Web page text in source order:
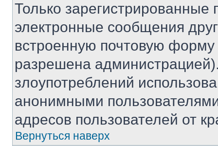
Только зарегистрированные
электронные сообщения
встроенную почтовую
разрешена
злоупотреблений
анонимными
адресов пользователей от
Вернуться наверх